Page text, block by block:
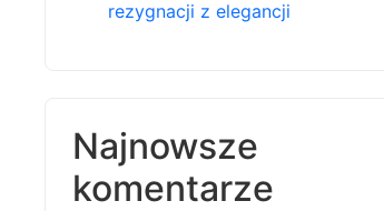
rezygnacji z elegancji
Najnowsze
komentarze